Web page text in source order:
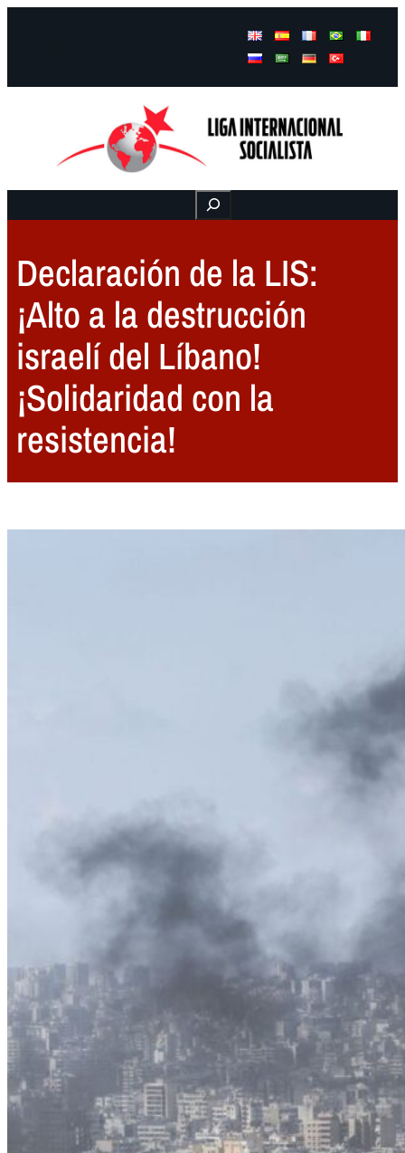
Buscar
Declaración de la LIS:
¡Alto a la destrucción
israelí del Líbano!
¡Solidaridad con la
resistencia!